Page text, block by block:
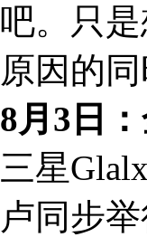
吧。只
原因的
8月3日
三星
卢同步举